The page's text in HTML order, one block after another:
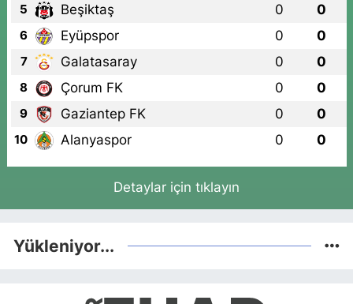
5 Beşiktaş 0 0
6 Eyüpspor 0 0
7 Galatasaray 0 0
8 Çorum FK 0 0
9 Gaziantep FK 0 0
10 Alanyaspor 0 0
Detaylar için tıklayın
Yükleniyor...